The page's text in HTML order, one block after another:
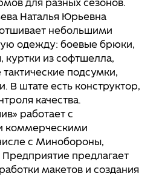
для разных сезонов.
Наталья Юрьевна
небольшими
одежду: боевые брюки,
куртки из софтшелла,
подсумки,
В штате есть конструктор,
качества.
работает с
коммерческими
с Минобороны,
предлагает
макетов и создания